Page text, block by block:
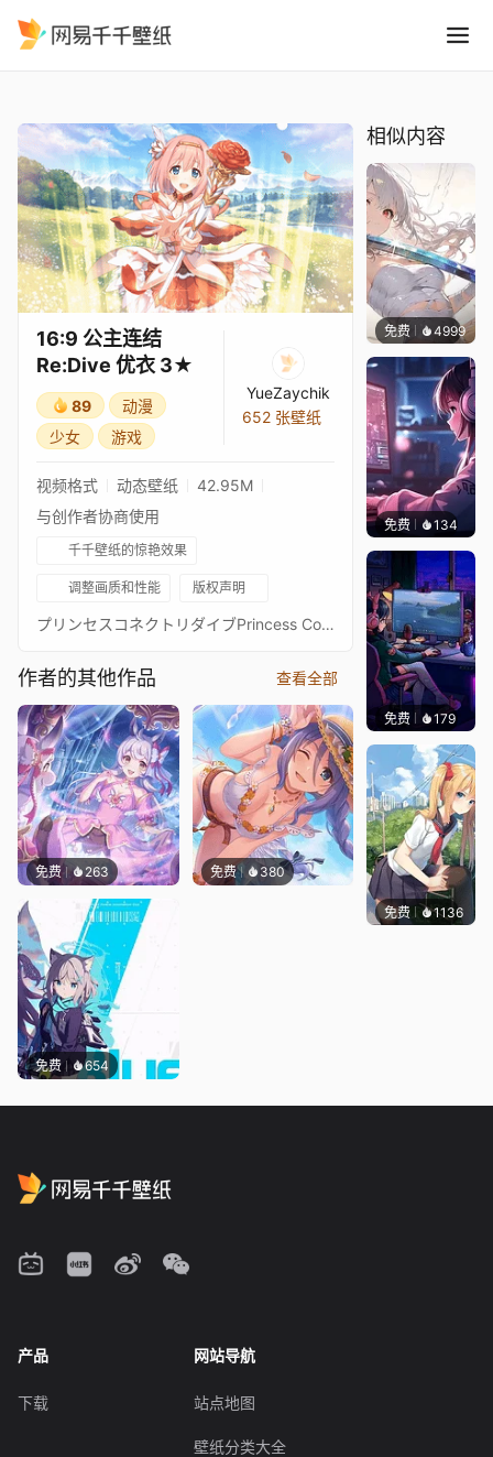
16:9 公主连结
Re:Dive 优衣 3★
89
动漫
少女
游戏
YueZaychik
652 张壁纸
视频格式 动态壁纸
42.95M
与创作者协商使用
千千壁纸的惊艳效果
调整画质和性能 版权声明
プリンセスコネクトリダイブPrincess Connect! Re: Dive超异域公主连结！Re: Dive3星 优衣 种田 3★ 主页动画壁纸3★ユイ - Yui通过 Waifu2x 降噪放大 + FFmpeg 60FPS 补帧处理21:9 带鱼屏适配版：https://steamcommunity.com/sharedfiles/filedetails/?id=2340411643PCR 16:9 合集：https://steamcommunity.com/sharedfiles/filedetails/?id=2134024999PCR 21:9 合集：https://steamcommunity.com/sharedfiles/filedetails/?id=2137377323
作者的其他作品 查看全部
免费 263 免费 380
免费 654
相似内容
免费 4999
免费 134
免费 179
免费 1136
产品
下载
网站导航
站点地图
壁纸分类大全